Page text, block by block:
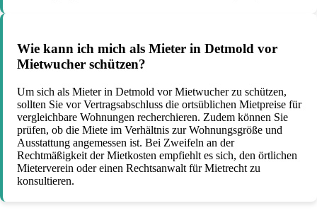
Wie kann ich mich als Mieter in Detmold vor
Mietwucher schützen?
Um sich als Mieter in Detmold vor Mietwucher zu schützen,
sollten Sie vor Vertragsabschluss die ortsüblichen Mietpreise für
vergleichbare Wohnungen recherchieren. Zudem können Sie
prüfen, ob die Miete im Verhältnis zur Wohnungsgröße und
Ausstattung angemessen ist. Bei Zweifeln an der
Rechtmäßigkeit der Mietkosten empfiehlt es sich, den örtlichen
Mieterverein oder einen Rechtsanwalt für Mietrecht zu
konsultieren.